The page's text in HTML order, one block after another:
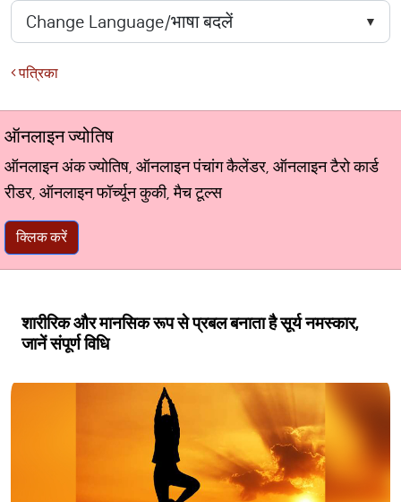
पत्रिका
ऑनलाइन ज्योतिष
ऑनलाइन अंक ज्योतिष, ऑनलाइन पंचांग कैलेंडर, ऑनलाइन टैरो कार्ड
रीडर, ऑनलाइन फॉर्च्यून कुकी, मैच टूल्स
क्लिक करें
शारीरिक और मानसिक रूप से प्रबल बनाता है सूर्य नमस्कार,
जानें संपूर्ण विधि